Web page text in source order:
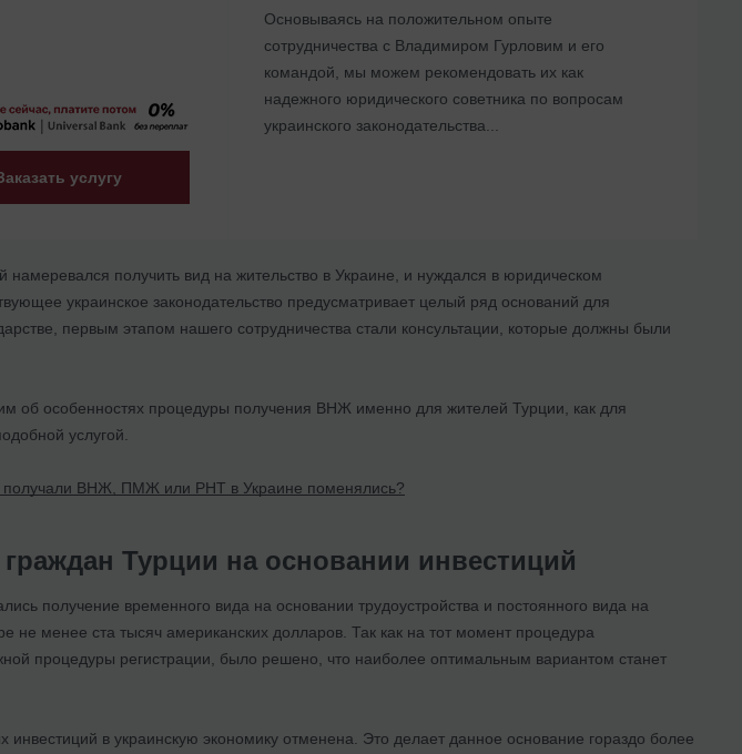
услугу
Основываясь на положительном опыте
сотрудничества с Владимиром Гурловим и его
командой, мы можем рекомендовать их как
надежного юридического советника по вопросам
украинского законодательства...
получить вид на жительство в Украине, и нуждался в юридическом
украинское законодательство предусматривает целый ряд оснований для
первым этапом нашего сотрудничества стали консультации, которые должны были
об особенностях процедуры получения ВНЖ именно для жителей Турции, как для
услугой.
получали ВНЖ, ПМЖ или РНТ в Украине поменялись?
Турции на основании инвестиций
получение временного вида на основании трудоустройства и постоянного вида на
не менее ста тысяч американских долларов. Так как на тот момент процедура
процедуры регистрации, было решено, что наиболее оптимальным вариантом станет
инвестиций в украинскую экономику отменена. Это делает данное основание гораздо более